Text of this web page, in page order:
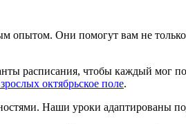
Они помогут вам не только
расписания, чтобы каждый мог
октябрьское поле.
Наши уроки адаптированы